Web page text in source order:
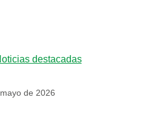
destacadas
de 2026